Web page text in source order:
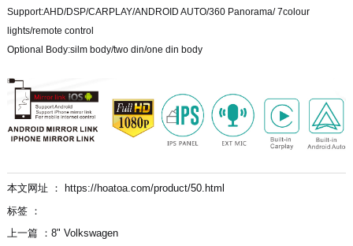
Support:AHD/DSP/CARPLAY/ANDROID AUTO/360 Panorama/ 7colour
lights/remote control
Optional Body:silm body/two din/one din body
本文网址 ： https://hoatoa.com/product/50.html
标签 ：
上一篇 ： 8" Volkswagen